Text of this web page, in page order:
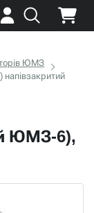
ЮМЗ
напівзакритий
ЮМЗ-6),